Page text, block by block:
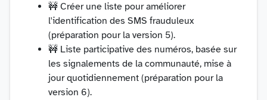
🚧 Créer une liste pour améliorer
l'identification des SMS frauduleux
(préparation pour la version 5).
🚧 Liste participative des numéros, basée sur
les signalements de la communauté, mise à
jour quotidiennement (préparation pour la
version 6).